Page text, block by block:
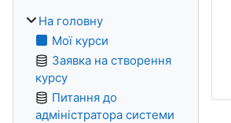
На головну
Мої курси
Заявка на створення
курсу
Питання до
адміністратора системи